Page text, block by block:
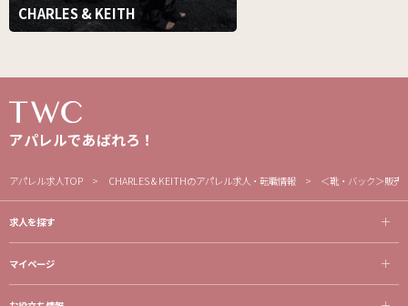
CHARLES & KEITH
アパレルであばれろ！
アパレル求人TOP CHARLES & KEITHのアパレル求人・転職情報 ＜靴・バック＞販
求人を探す
マイページ